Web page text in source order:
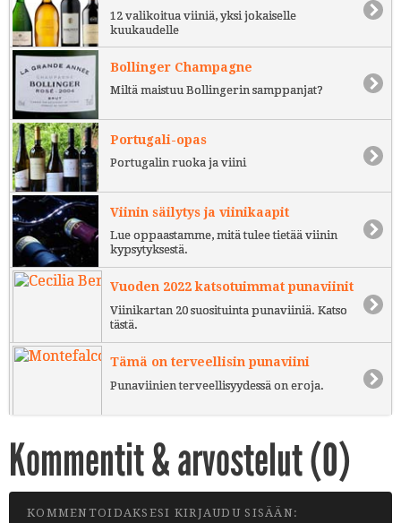
12 valikoitua viiniä, yksi jokaiselle
kuukaudelle
Bollinger Champagne
Miltä maistuu Bollingerin samppanjat?
Portugali-opas
Portugalin ruoka ja viini
Viinin säilytys ja viinikaapit
Lue oppaastamme, mitä tulee tietää viinin
kypsytyksestä.
Vuoden 2022 katsotuimmat punaviinit
Viinikartan 20 suosituinta punaviiniä. Katso
tästä.
Tämä on terveellisin punaviini
Punaviinien terveellisyydessä on eroja.
Kommentit & arvostelut (0)
KOMMENTOIDAKSESI KIRJAUDU SISÄÄN: